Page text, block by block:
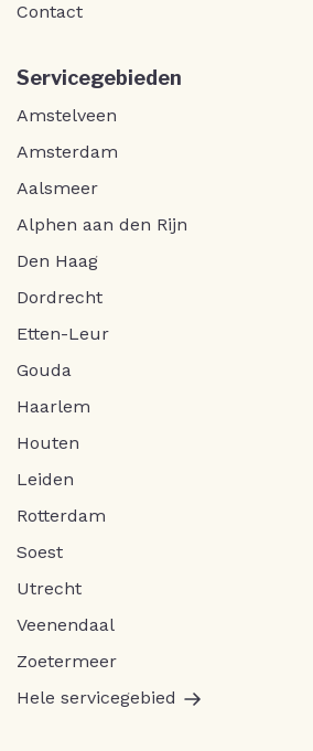
Contact
Servicegebieden
Amstelveen
Amsterdam
Aalsmeer
Alphen aan den Rijn
Den Haag
Dordrecht
Etten-Leur
Gouda
Haarlem
Houten
Leiden
Rotterdam
Soest
Utrecht
Veenendaal
Zoetermeer
Hele servicegebied